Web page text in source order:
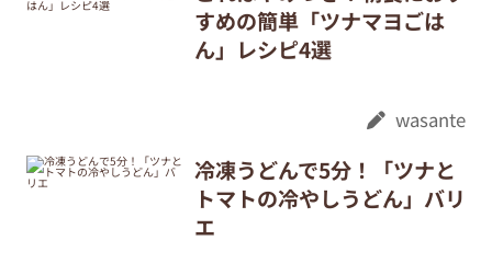
すめの簡単「ツナマヨごは
ん」レシピ4選
wasante
冷凍うどんで5分！「ツナと
トマトの冷やしうどん」バリ
エ